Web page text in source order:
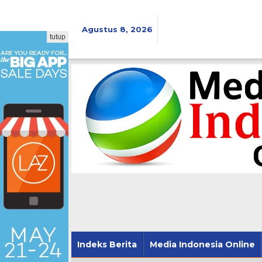
Agustus 8, 2026
Indeks Berita Media Indonesia Online
tutup